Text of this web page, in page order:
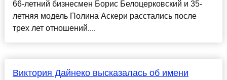
66-летний бизнесмен Борис Белоцерковский и 35-
летняя модель Полина Аскери расстались после
трех лет отношений....
Виктория Дайнеко высказалась об имени